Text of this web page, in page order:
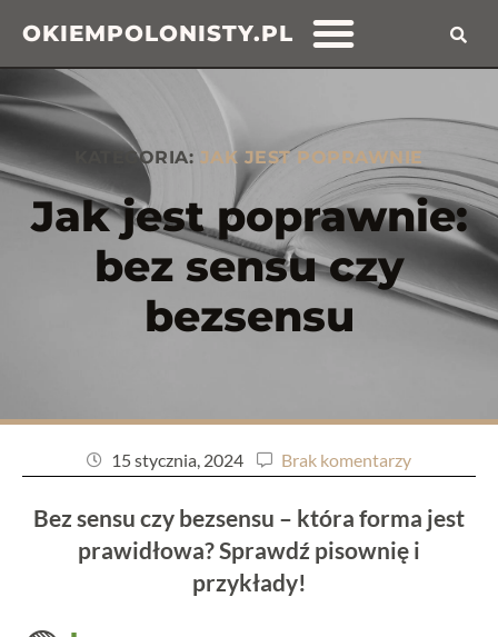
OKIEMPOLONISTY.PL
KATEGORIA: JAK JEST POPRAWNIE
Jak jest poprawnie:
bez sensu czy
bezsensu
15 stycznia, 2024 Brak komentarzy
Bez sensu czy bezsensu – która forma jest
prawidłowa? Sprawdź pisownię i
przykłady!